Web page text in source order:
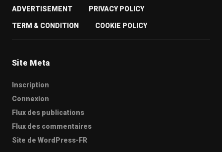
ADVERTISEMENT PRIVACY POLICY
TERM & CONDITION COOKIE POLICY
Site Meta
Inscription
Connexion
Flux des publications
Flux des commentaires
Site de WordPress-FR